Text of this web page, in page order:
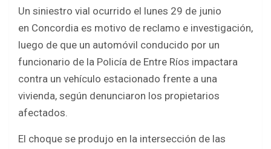
ce
b
o
o
k
tt
er
at
s
A
p
p
ar
e
Un siniestro vial ocurrido el lunes 29 de junio
en Concordia es motivo de reclamo e investigación,
luego de que un automóvil conducido por un
funcionario de la Policía de Entre Ríos impactara
contra un vehículo estacionado frente a una
vivienda, según denunciaron los propietarios
afectados.
El choque se produjo en la intersección de las